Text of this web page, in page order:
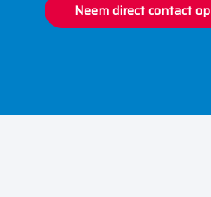
Neem direct contact op